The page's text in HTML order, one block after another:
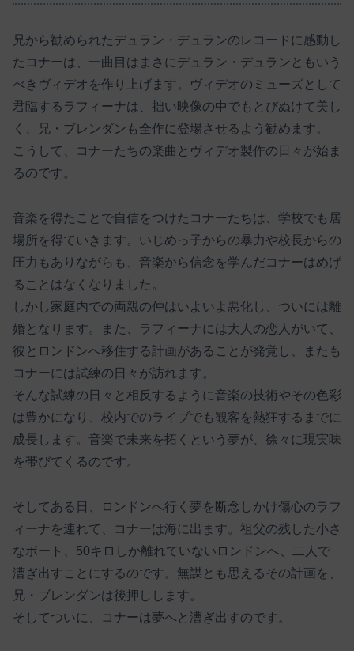
兄から勧められたデュラン・デュランのレコードに感動し
たコナーは、一曲目はまさにデュラン・デュランともいう
べきヴィデオを作り上げます。ヴィデオのミューズとして
君臨するラフィーナは、拙い映像の中でもとびぬけて美し
く、兄・ブレンダンも全作に登場させるよう勧めます。
こうして、コナーたちの楽曲とヴィデオ製作の日々が始ま
るのです。
音楽を得たことで自信をつけたコナーたちは、学校でも居
場所を得ていきます。いじめっ子からの暴力や校長からの
圧力もありながらも、音楽から信念を学んだコナーはめげ
ることはなくなりました。
しかし家庭内での両親の仲はいよいよ悪化し、ついには離
婚となります。また、ラフィーナには大人の恋人がいて、
彼とロンドンへ移住する計画があることが発覚し、またも
コナーには試練の日々が訪れます。
そんな試練の日々と相反するように音楽の技術やその色彩
は豊かになり、校内でのライブでも観客を熱狂するまでに
成長します。音楽で未来を拓くという夢が、徐々に現実味
を帯びてくるのです。
そしてある日、ロンドンへ行く夢を断念しかけ傷心のラフ
ィーナを連れて、コナーは海に出ます。祖父の残した小さ
なボート、50キロしか離れていないロンドンへ、二人で
漕ぎ出すことにするのです。無謀とも思えるその計画を、
兄・ブレンダンは後押しします。
そしてついに、コナーは夢へと漕ぎ出すのです。